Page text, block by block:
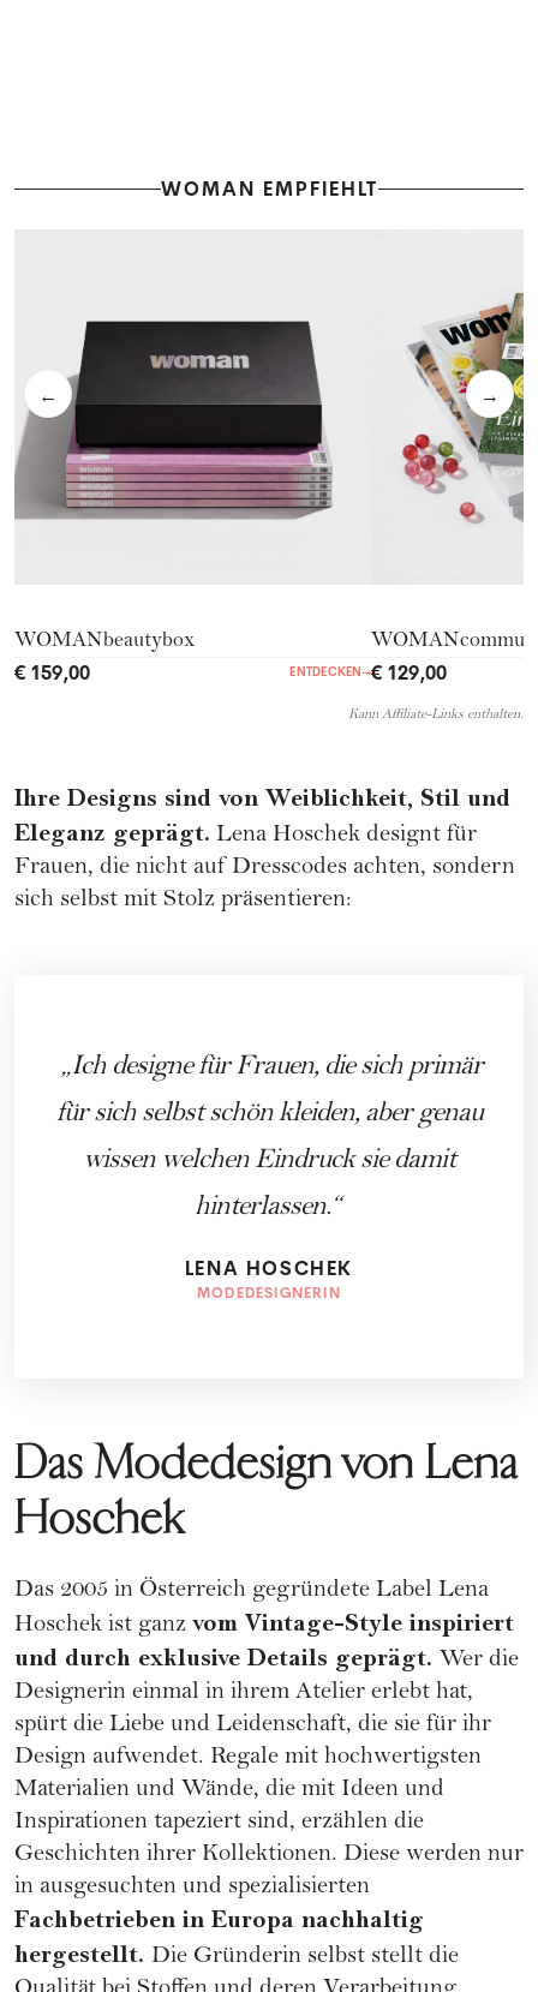
WOMAN EMPFIEHLT
← →
WOMANbeautybox
€ 159,00 ENTDECKEN →€ 129,00
Kann Affiliate-Links enthalten.
Ihre Designs sind von Weiblichkeit, Stil und
Eleganz geprägt. Lena Hoschek designt für
Frauen, die nicht auf Dresscodes achten, sondern
sich selbst mit Stolz präsentieren:
Ich designe für Frauen, die sich primär
für sich selbst schön kleiden, aber genau
wissen welchen Eindruck sie damit
hinterlassen.
LENA HOSCHEK
MODEDESIGNERIN
Das Modedesign von Lena
Hoschek
Das 2005 in Österreich gegründete Label Lena
Hoschek ist ganz vom Vintage-Style inspiriert
und durch exklusive Details geprägt. Wer die
Designerin einmal in ihrem Atelier erlebt hat,
spürt die Liebe und Leidenschaft, die sie für ihr
Design aufwendet. Regale mit hochwertigsten
Materialien und Wände, die mit Ideen und
Inspirationen tapeziert sind, erzählen die
Geschichten ihrer Kollektionen. Diese werden nur
in ausgesuchten und spezialisierten
Fachbetrieben in Europa nachhaltig
hergestellt. Die Gründerin selbst stellt die